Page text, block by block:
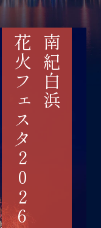
南紀白浜
花火フェスタ2026